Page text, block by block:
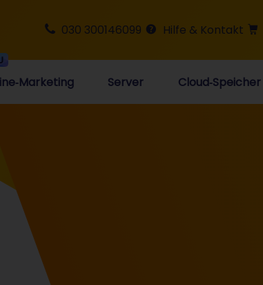
030 300146099 Hilfe & Kontakt
Server Cloud‑Speicher